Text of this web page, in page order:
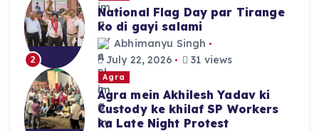
2
National Flag Day par Tirange
ko di gayi salami
Abhimanyu Singh
July 22, 2026
31 views
Agra
Agra mein Akhilesh Yadav ki
Custody ke khilaf SP Workers
ka Late Night Protest